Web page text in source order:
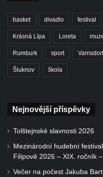
basket divadlo festival
Krásná Lípa Loreta
Rumburk sport Varnsdorf
Šluknov škola
Nejnovější příspěvky
Tolštejnské slavnosti 2026
Mezinárodní hudební
Filipově 2026 – XIX. ročník
Večer na počest Jakuba